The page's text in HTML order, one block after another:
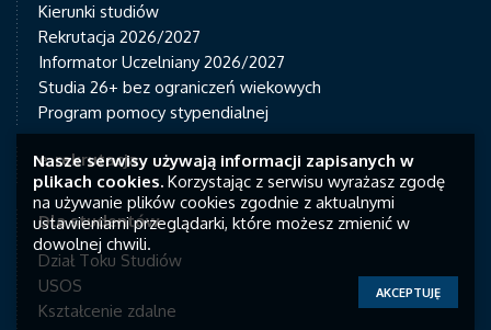
Kierunki studiów
Rekrutacja 2026/2027
Informator Uczelniany 2026/2027
Studia 26+ bez ograniczeń wiekowych
Program pomocy stypendialnej
e-rekrutacja
Dla studentów
Dział Toku Studiów
USOS
Kształcenie zdalne
©2018 Wszystkie prawa zastrzeżone.
Nasze serwisy używają informacji zapisanych w
plikach cookies. Korzystając z serwisu wyrażasz zgodę
na używanie plików cookies zgodnie z aktualnymi
ustawieniami przeglądarki, które możesz zmienić w
dowolnej chwili.
AKCEPTUJĘ